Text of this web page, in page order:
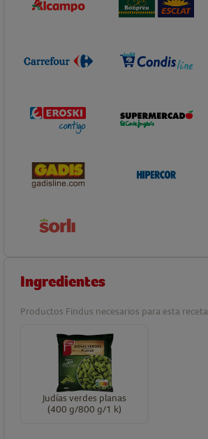
Ingredientes
Productos Findus necesarios para esta receta
Judías verdes planas
(400 g/800 g/1 k)